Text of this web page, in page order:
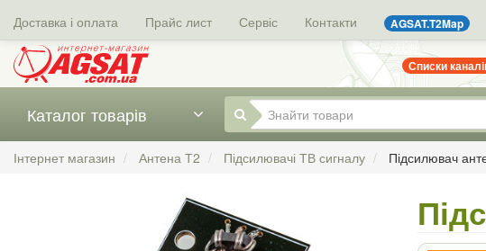
Доставка і оплата Прайс лист Сервіс Контакти AGSAT.T2Map
Списки
Каталог товарів
Інтернет магазин Антена Т2 Підсилювачі ТВ сигналу Підсилювач